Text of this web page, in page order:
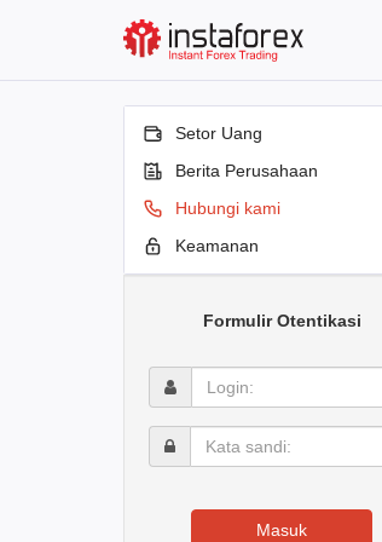
Setor Uang
Berita Perusahaan
Hubungi kami
Keamanan
Formulir Otentikasi
Login:
Kata
sandi:
Masuk